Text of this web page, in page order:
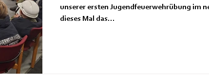
unserer ersten Jugendfeuerwehrübung im
dieses Mal das...